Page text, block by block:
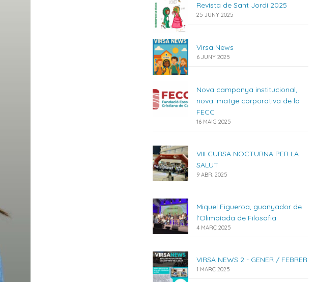
Revista de Sant Jordi 2025
25 JUNY 2025
Virsa News
6 JUNY 2025
Nova campanya institucional,
nova imatge corporativa de la
FECC
16 MAIG 2025
VIII CURSA NOCTURNA PER LA
SALUT
9 ABR. 2025
Miquel Figueroa, guanyador de
l'Olimpíada de Filosofia
4 MARÇ 2025
VIRSA NEWS 2 - GENER / FEBRER
1 MARÇ 2025